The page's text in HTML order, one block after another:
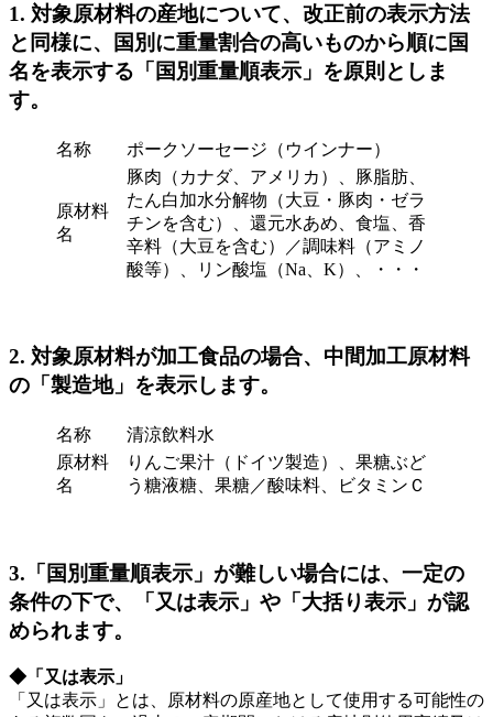
1. 対象原材料の産地について、改正前の表示方法
と同様に、国別に重量割合の高いものから順に国
名を表示する「国別重量順表示」を原則としま
す。
名称 ポークソーセージ（ウインナー）
原材料
名
豚肉（カナダ、アメリカ）、豚脂肪、
たん白加水分解物（大豆・豚肉・ゼラ
チンを含む）、還元水あめ、食塩、香
辛料（大豆を含む）／調味料（アミノ
酸等）、リン酸塩（Na、K）、・・・
2. 対象原材料が加工食品の場合、中間加工原材料
の「製造地」を表示します。
名称
清涼飲料水
原材料
名
りんご果汁（ドイツ製造）、果糖ぶど
う糖液糖、果糖／酸味料、ビタミンＣ
3.「国別重量順表示」が難しい場合には、一定の
条件の下で、「又は表示」や「大括り表示」が認
められます。
◆ 「又は表示」
「又は表示」とは、原材料の原産地として使用する可能性の